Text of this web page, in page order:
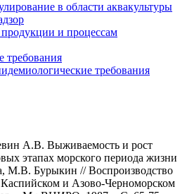
в области аквакультуры
и процессам
требования
требования
А.В. Выживаемость и рост
этапах морского периода жизни
М.В. Бурыкин // Воспроизводство
и Азово-Черноморском